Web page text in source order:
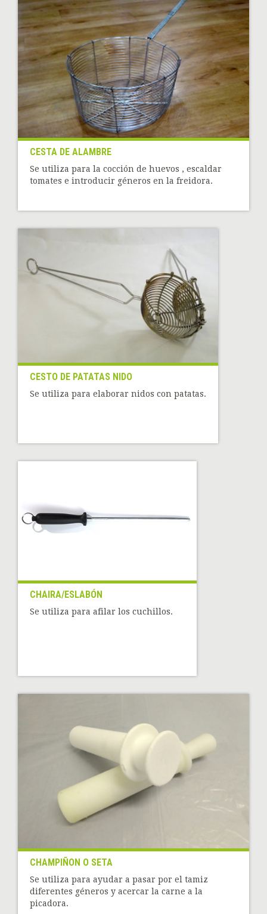
CESTA DE ALAMBRE
Se utiliza para la cocción de huevos , escaldar
tomates e introducir géneros en la freidora.
CESTO DE PATATAS NIDO
Se utiliza para elaborar nidos con patatas.
CHAIRA/ESLABÓN
Se utiliza para afilar los cuchillos.
CHAMPIÑON O SETA
Se utiliza para ayudar a pasar por el tamiz
diferentes géneros y acercar la carne a la
picadora.